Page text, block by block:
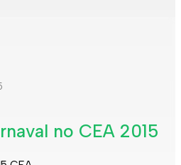
no CEA 2015